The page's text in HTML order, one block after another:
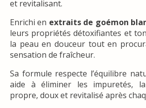
et revitalisant.
Enrichi en extraits de goémon
leurs propriétés détoxifiantes et
la peau en douceur tout en
sensation de fraîcheur.
Sa formule respecte l’équilibre
aide à éliminer les impuretés,
propre, doux et revitalisé après